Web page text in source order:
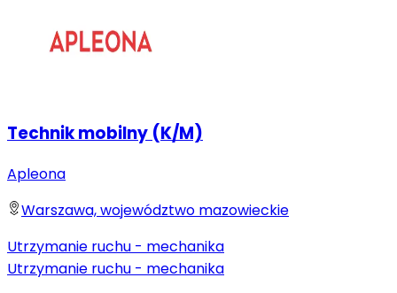
Technik mobilny (K/M)
Apleona
Warszawa, województwo mazowieckie
Utrzymanie ruchu - mechanika
Utrzymanie ruchu - mechanika